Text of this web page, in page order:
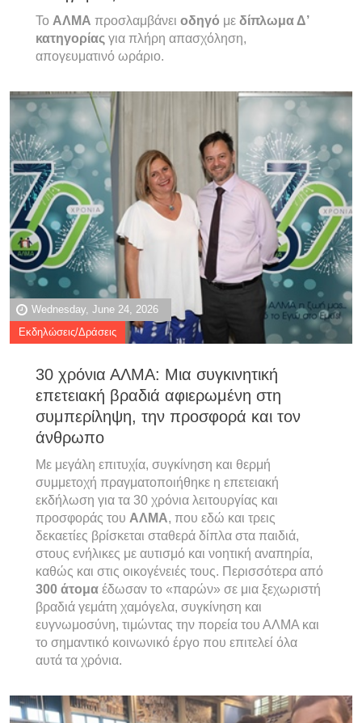
Το ΑΛΜΑ προσλαμβάνει οδηγό με δίπλωμα Δ’
κατηγορίας για πλήρη απασχόληση,
απογευματινό ωράριο.
Wednesday, June 24, 2026
Εκδηλώσεις/Δράσεις
30 χρόνια ΑΛΜΑ: Μια συγκινητική
επετειακή βραδιά αφιερωμένη στη
συμπερίληψη, την προσφορά και τον
άνθρωπο
Με μεγάλη επιτυχία, συγκίνηση και θερμή
συμμετοχή πραγματοποιήθηκε η επετειακή
εκδήλωση για τα 30 χρόνια λειτουργίας και
προσφοράς του ΑΛΜΑ, που εδώ και τρεις
δεκαετίες βρίσκεται σταθερά δίπλα στα παιδιά,
στους ενήλικες με αυτισμό και νοητική αναπηρία,
καθώς και στις οικογένειές τους. Περισσότερα από
300 άτομα έδωσαν το «παρών» σε μια ξεχωριστή
βραδιά γεμάτη χαμόγελα, συγκίνηση και
ευγνωμοσύνη, τιμώντας την πορεία του ΑΛΜΑ και
το σημαντικό κοινωνικό έργο που επιτελεί όλα
αυτά τα χρόνια.